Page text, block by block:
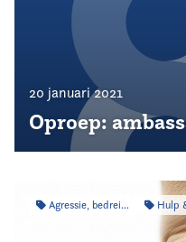
20 januari 2021
Oproep:
Agressie, bedreiging & intimidatie Hulp &